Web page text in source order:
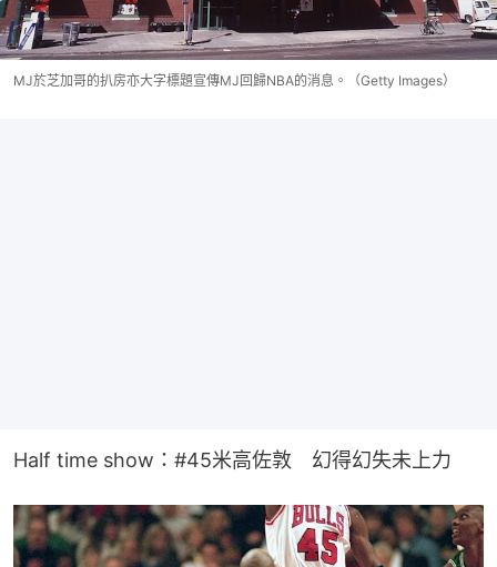
MJ於芝加哥的扒房亦大字標題宣傳MJ回歸NBA的消息。（Getty Images）
Half time show：#45米高佐敦　幻得幻失未上力